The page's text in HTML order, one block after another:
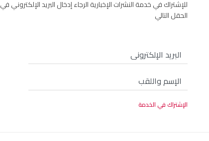
للإشتراك في خدمة النشرات الإخبارية الرجاء إدخال البريد الإلكتروني في
الحقل التالي